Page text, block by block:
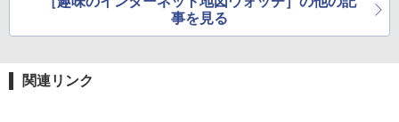
事を見る
関連リンク